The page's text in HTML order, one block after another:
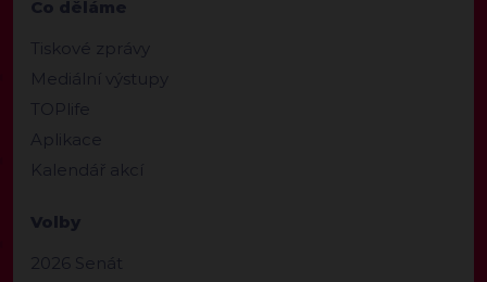
Co děláme
Tiskové zprávy
Mediální výstupy
TOPlife
Aplikace
Kalendář akcí
Volby
2026 Senát